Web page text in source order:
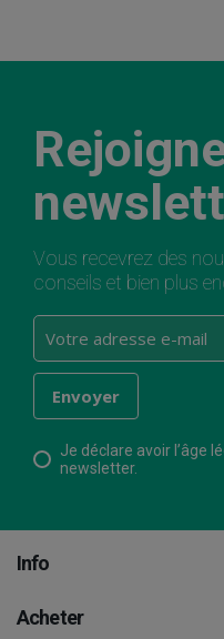
Vous recevrez des
conseils et bien plus
Je déclare avoir l’âge
newsletter.
Info
Acheter